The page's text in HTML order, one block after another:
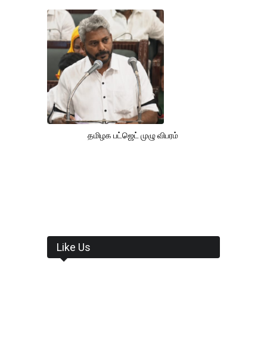
தமிழக பட்ஜெட் முழு விபரம்
Like Us